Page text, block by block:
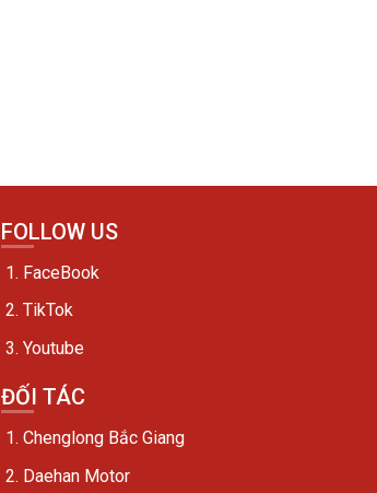
FOLLOW US
FaceBook
TikTok
Youtube
ĐỐI TÁC
Chenglong Bắc Giang
Daehan Motor